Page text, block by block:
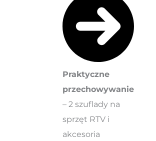
Praktyczne
przechowywanie
– 2 szuflady na
sprzęt RTV i
akcesoria